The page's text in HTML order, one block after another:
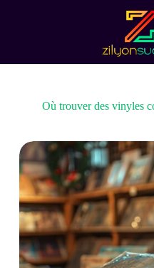
Où trouver des vinyles